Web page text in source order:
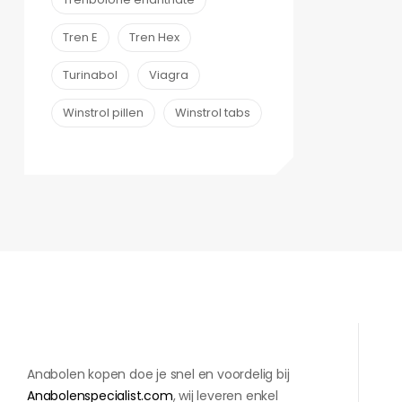
Tren E Tren Hex
Turinabol Viagra
Winstrol pillen Winstrol tabs
Anabolen kopen doe je snel en voordelig bij
Anabolenspecialist.com, wij leveren enkel